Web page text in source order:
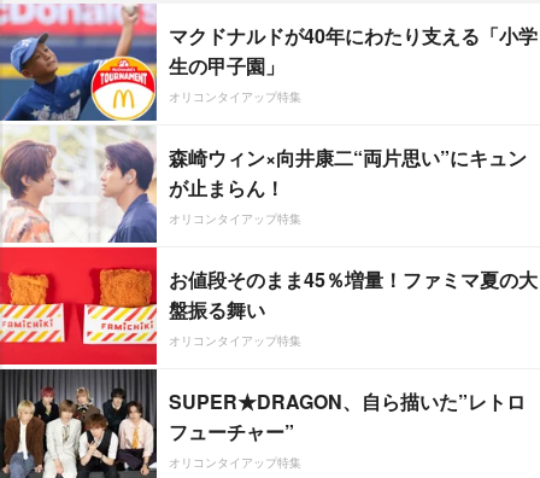
マクドナルドが40年にわたり支える「小学
生の甲子園」
オリコンタイアップ特集
森崎ウィン×向井康二“両片思い”にキュン
が止まらん！
オリコンタイアップ特集
お値段そのまま45％増量！ファミマ夏の大
盤振る舞い
オリコンタイアップ特集
SUPER★DRAGON、自ら描いた”レトロ
フューチャー”
オリコンタイアップ特集